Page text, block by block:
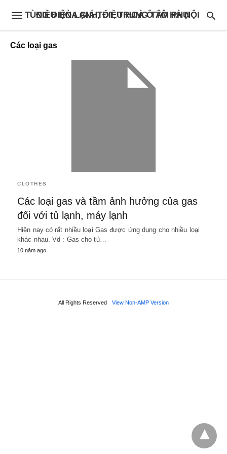
ĐIỀU HÒA GIÁ TỐT, TRUNG TÂM PHỤ TÙNG ĐIỆN LẠNH, ĐIỀU HOÀ Ô TÔ HÀ NỘI
Các loại gas
CLOTHES
Các loại gas và tầm ảnh hưởng của gas
đối với tủ lạnh, máy lạnh
Hiện nay có rất nhiều loại Gas được ứng dụng cho nhiều loại
khác nhau. Vd : Gas cho tủ…
10 năm ago
All Rights Reserved View Non-AMP Version